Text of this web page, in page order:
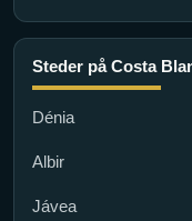
Steder på Costa
Dénia
Albir
Jávea